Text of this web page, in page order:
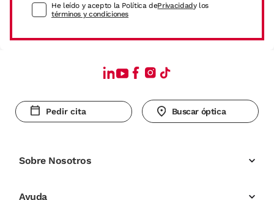
He leído y acepto la Política dePrivacidady los
términos y condiciones
Pedir cita Buscar óptica
Sobre Nosotros
Ayuda